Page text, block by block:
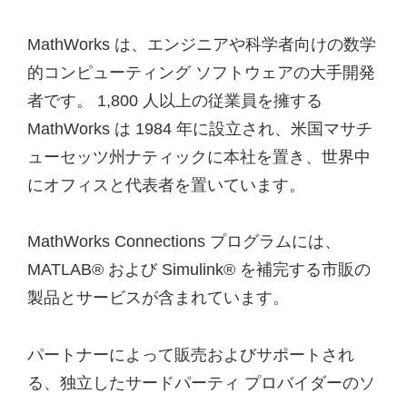
MathWorks は、エンジニアや科学者向けの数学
的コンピューティング ソフトウェアの大手開発
者です。 1,800 人以上の従業員を擁する
MathWorks は 1984 年に設立され、米国マサチ
ューセッツ州ナティックに本社を置き、世界中
にオフィスと代表者を置いています。
MathWorks Connections プログラムには、
MATLAB® および Simulink® を補完する市販の
製品とサービスが含まれています。
パートナーによって販売およびサポートされ
る、独立したサードパーティ プロバイダーのソ